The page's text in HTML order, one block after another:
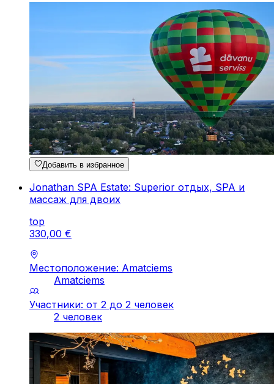
Добавить в избранное
Jonathan SPA Estate: Superior отдых, SPA и
массаж для двоих
top
330,00 €
Местоположение: Amatciems
Amatciems
Участники: от 2 до 2 человек
2 человек